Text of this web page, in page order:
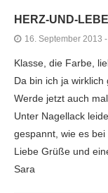
HERZ-UND-
16. September 2013
Klasse, die Farbe,
Da bin ich ja wirklich
Werde jetzt auch
Unter Nagellack
gespannt, wie es
Liebe Grüße und
Sara